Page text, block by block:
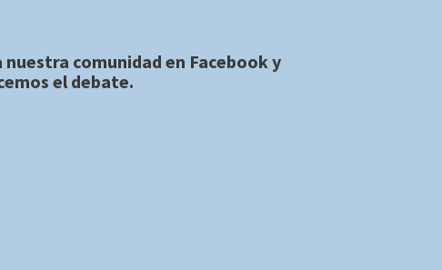
nuestra comunidad en Facebooky
el debate.